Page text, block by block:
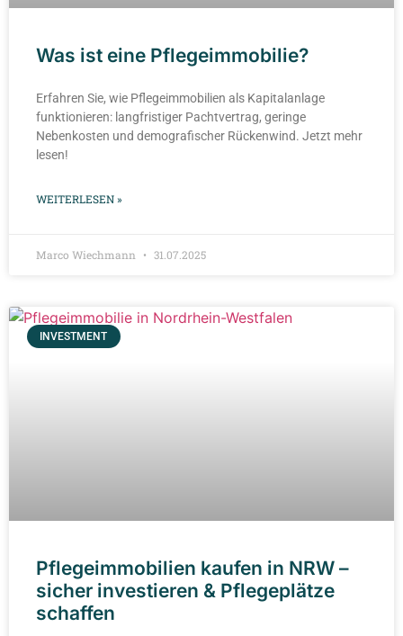
Was ist eine Pflegeimmobilie?
Erfahren Sie, wie Pflegeimmobilien als Kapitalanlage
funktionieren: langfristiger Pachtvertrag, geringe
Nebenkosten und demografischer Rückenwind. Jetzt mehr
lesen!
WEITERLESEN »
Marco Wiechmann 31.07.2025
INVESTMENT
Pflegeimmobilien kaufen in NRW –
sicher investieren & Pflegeplätze
schaffen